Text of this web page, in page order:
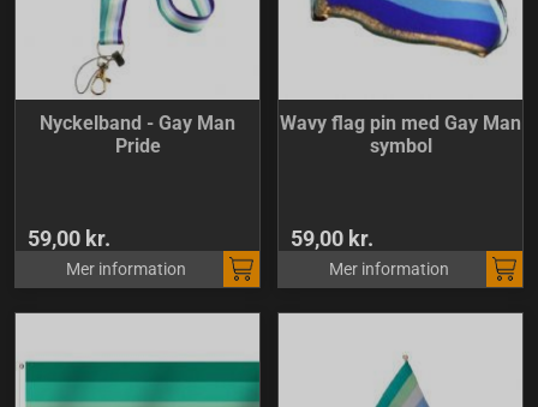
Nyckelband - Gay Man
Pride
59,00 kr.
Mer information
Wavy flag pin med Gay Man
symbol
59,00 kr.
Mer information